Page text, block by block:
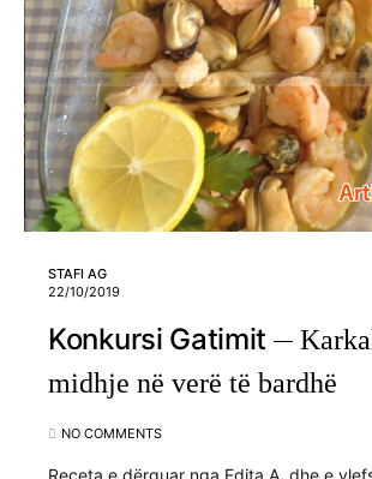
STAFI AG
22/10/2019
Konkursi Gatimit
midhje në verë të bardhë
NO COMMENTS
Receta e dërguar nga Edita A. dhe e